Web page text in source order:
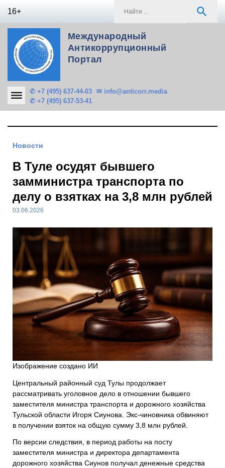
16+ search
Международный
Антикоррупционный
Портал
✆ +7 (495) 637-44-03
✆ +7 (495) 637-53-41
✉ info@anticorr.media
Новости
В Туле осудят бывшего
замминистра транспорта по
делу о взятках на 3,8 млн рублей
03.06.2026
Изображение создано ИИ
Центральный районный суд Тулы продолжает
рассматривать уголовное дело в отношении бывшего
заместителя министра транспорта и дорожного хозяйства
Тульской области Игоря Сиунова. Экс-чиновника обвиняют
в получении взяток на общую сумму 3,8 млн рублей.
По версии следствия, в период работы на посту
заместителя министра и директора департамента
дорожного хозяйства Сиунов получал денежные средства